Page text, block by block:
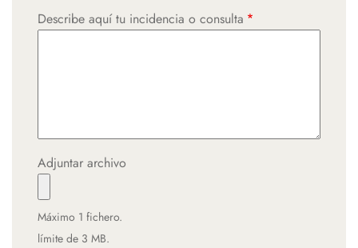
Describe aquí tu incidencia o consulta
Adjuntar archivo
Máximo 1 fichero.
límite de 3 MB.